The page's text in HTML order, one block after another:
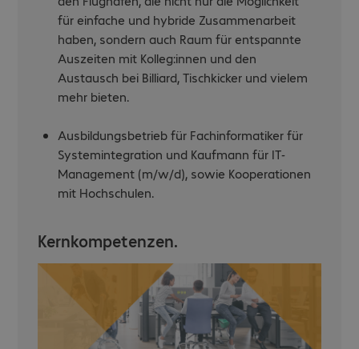
für einfache und hybride Zusammenarbeit
haben, sondern auch Raum für entspannte
Auszeiten mit Kolleg:innen und den
Austausch bei Billiard, Tischkicker und vielem
mehr bieten.
Ausbildungsbetrieb für Fachinformatiker für
Systemintegration und Kaufmann für IT-
Management (m/w/d), sowie Kooperationen
mit Hochschulen.
Kernkompetenzen.